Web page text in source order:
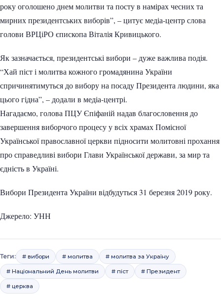
року оголошено днем молитви та посту в намірах чесних та
мирних президентських виборів”, – цитує медіа-центр слова
голови ВРЦіРО єпископа Віталія Кривицького.
Як зазначається, президентські вибори – дуже важлива подія.
“Хай піст і молитва кожного громадянина України
спричинятимуться до вибору на посаду Президента людини, яка
цього гідна”, – додали в медіа-центрі.
Нагадаємо, голова ПЦУ Єпіфаній надав благословення до
завершення виборчого процесу у всіх храмах Помісної
Української православної церкви підносити молитовні прохання
про справедливі вибори Глави Української держави, за мир та
єдність в Україні.
Вибори Президента України відбудуться 31 березня 2019 року.
Джерело: УНН
Теги: # вибори # молитва # молитва за Україну
# Національний День молитви # піст # Президент
# церква